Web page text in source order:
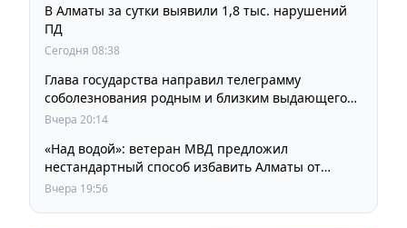
В Алматы за сутки выявили 1,8 тыс. нарушений
ПД
Сегодня 08:38
Глава государства направил телеграмму
соболезнования родным и близким выдающегося
кинорежиссера Ардака Амиркулова
Вчера 20:14
«Над водой»: ветеран МВД предложил
нестандартный способ избавить Алматы от
пробок и смога
Вчера 19:56